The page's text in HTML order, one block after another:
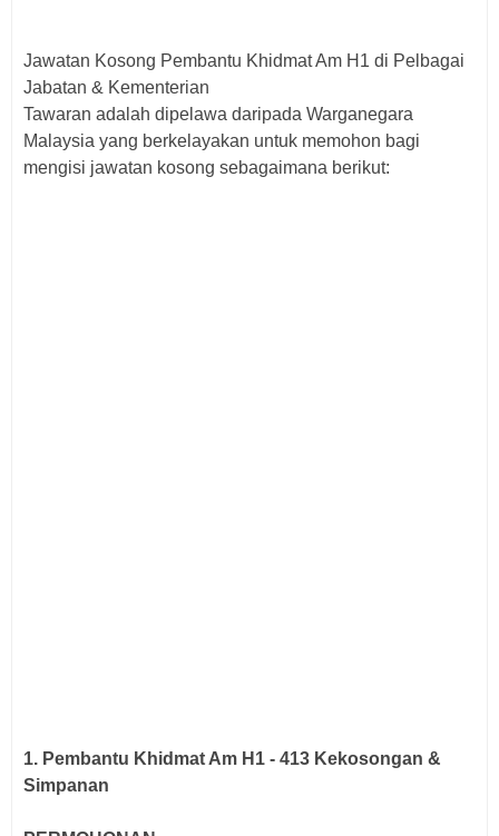
Jawatan Kosong Pembantu Khidmat Am H1 di Pelbagai
Jabatan & Kementerian
Tawaran adalah dipelawa daripada Warganegara
Malaysia yang berkelayakan untuk memohon bagi
mengisi jawatan kosong sebagaimana berikut:
1. Pembantu Khidmat Am H1 - 413 Kekosongan &
Simpanan